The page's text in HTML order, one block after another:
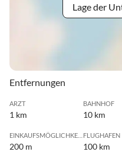
Lage der
Entfernungen
ARZT
1 km
BAHNHOF
10 km
200 m
FLUGHAFEN
100 km